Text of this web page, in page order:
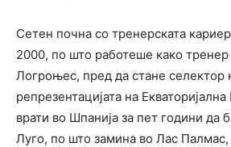
Сетен почна со тренерската
2000, по што работеше како
Логроњес, пред да стане селектор
репрезентацијата на Екваторијална
врати во Шпанија за пет години да
Луго, по што замина во Лас Палмас,